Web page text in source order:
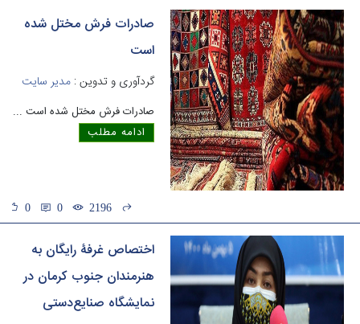
صادرات فرش مختل شده
است
گردآوری و تدوین :مدیر سایت
صادرات فرش مختل شده است...
ادامه مطلب
2196
0
0
اختصاص غرفۀ رایگان به
هنرمندان جنوب کرمان در
نمایشگاه صنایع‌دستی